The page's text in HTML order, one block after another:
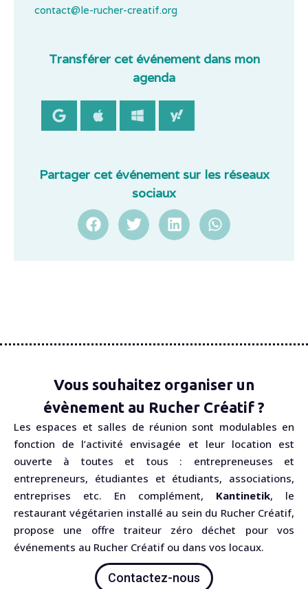
contact@le-rucher-creatif.org
Transférer cet événement dans mon
agenda
Partager cet événement sur les réseaux
sociaux
Vous souhaitez organiser un
évènement au Rucher Créatif ?
Les espaces et salles de réunion sont modulables en
fonction de l’activité envisagée et leur location est
ouverte à toutes et tous : entrepreneuses et
entrepreneurs, étudiantes et étudiants, associations,
entreprises etc. En complément, Kantinetik, le
restaurant végétarien installé au sein du Rucher Créatif,
propose une offre traiteur zéro déchet pour vos
événements au Rucher Créatif ou dans vos locaux.
Contactez-nous